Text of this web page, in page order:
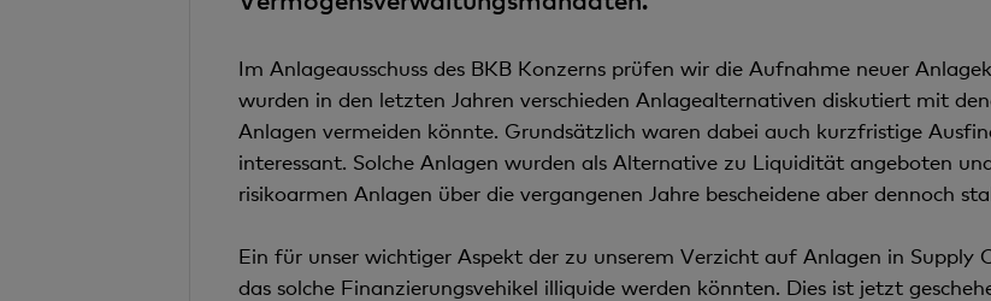
Im Anlageausschuss des BKB Konzerns prüfen wir die Aufnahme neuer
wurden in den letzten Jahren verschieden Anlagealternativen diskutiert mit
Anlagen vermeiden könnte. Grundsätzlich waren dabei auch kurzfristige
interessant. Solche Anlagen wurden als Alternative zu Liquidität angeboten
risikoarmen Anlagen über die vergangenen Jahre bescheidene aber dennoch
Ein für unser wichtiger Aspekt der zu unserem Verzicht auf Anlagen in Supply
das solche Finanzierungsvehikel illiquide werden könnten. Dies ist jetzt